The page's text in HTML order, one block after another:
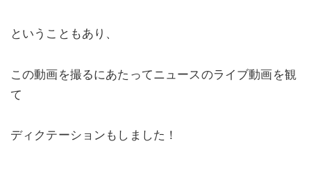
ということもあり、
この動画を撮るにあたってニュースのライブ動画を観
て
ディクテーションもしました！